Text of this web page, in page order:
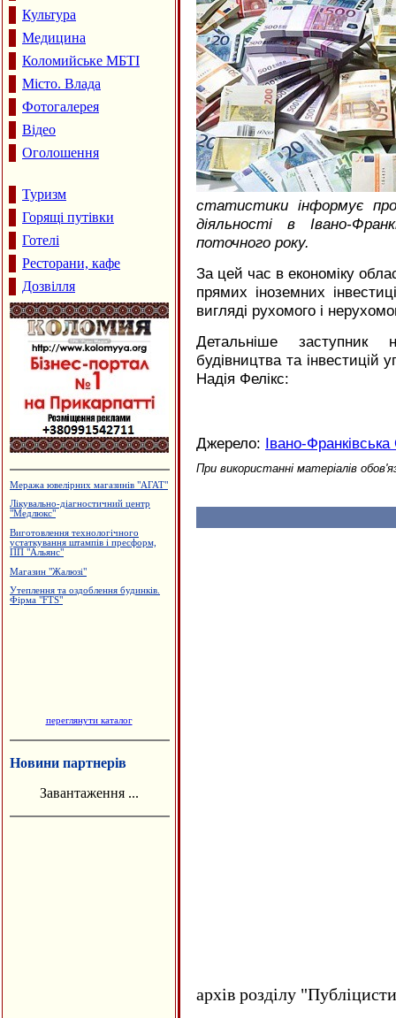
Культура
Медицина
Коломийське МБТІ
Місто. Влада
Фотогалерея
Відео
Оголошення
Туризм
Горящі путівки
Готелі
Ресторани, кафе
Дозвілля
Готель "Велес"
Будцентр "Деніго"
Інтернет-кафе "OXY"
переглянути каталог
Новини партнерів
Завантаження ...
статистики інформує про
діяльності в Івано-
поточного року.
За цей час в економіку
прямих іноземних
вигляді рухомого і
Детальніше заступник
будівництва та інвестицій
Надія Фелікс:
Джерело: Івано-
При використанні матеріалів
архів розділу